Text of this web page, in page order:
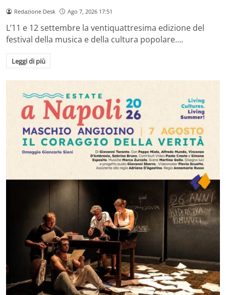
Redazione Desk Ago 7, 2026 17:51
L’11 e 12 settembre la ventiquattresima edizione del
festival della musica e della cultura popolare.…
Leggi di più